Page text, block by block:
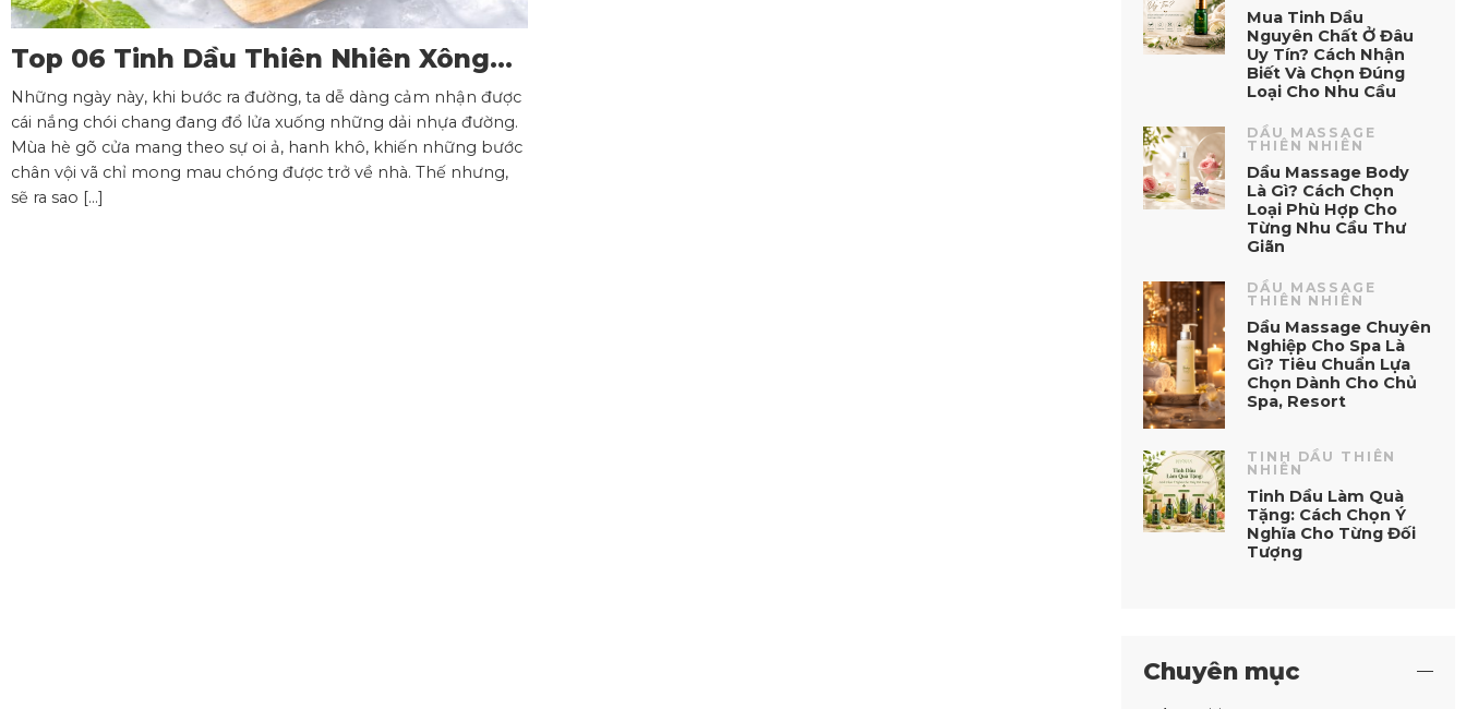
Top 06 Tinh Dầu Thiên Nhiên Xông
Phòng Mát Lành, Thư Giãn Cho
Không Gian Mùa Hè
Những ngày này, khi bước ra đường, ta dễ dàng cảm nhận được
cái nắng chói chang đang đổ lửa xuống những dải nhựa đường.
Mùa hè gõ cửa mang theo sự oi ả, hanh khô, khiến những bước
chân vội vã chỉ mong mau chóng được trở về nhà. Thế nhưng,
sẽ ra sao […]
Mua Tinh Dầu
Nguyên Chất Ở Đâu
Uy Tín? Cách Nhận
Biết Và Chọn Đúng
Loại Cho Nhu Cầu
DẦU MASSAGE
THIÊN NHIÊN
Dầu Massage Body
Là Gì? Cách Chọn
Loại Phù Hợp Cho
Từng Nhu Cầu Thư
Giãn
DẦU MASSAGE
THIÊN NHIÊN
Dầu Massage Chuyên
Nghiệp Cho Spa Là
Gì? Tiêu Chuẩn Lựa
Chọn Dành Cho Chủ
Spa, Resort
TINH DẦU THIÊN
NHIÊN
Tinh Dầu Làm Quà
Tặng: Cách Chọn Ý
Nghĩa Cho Từng Đối
Tượng
Chuyên mục